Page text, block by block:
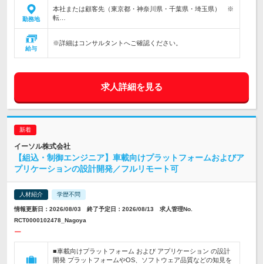
勤務地
本社または顧客先（東京都・神奈川県・千葉県・埼玉県） ※
転…
給与
※詳細はコンサルタントへご確認ください。
求人詳細を見る
イーソル株式会社
【組込・制御エンジニア】車載向けプラットフォームおよびア
プリケーションの設計開発／フルリモート可
人材紹介 学歴不問
情報更新日：2026/08/03 終了予定日：2026/08/13 求人管理No.
RCT0000102478_Nagoya
ー
■車載向けプラットフォーム および アプリケーション の設計
開発 プラットフォームやOS、ソフトウェア品質などの知見を